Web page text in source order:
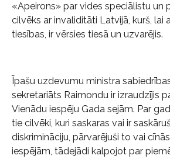
«Apeirons» par vides speciālistu un
cilvēks ar invaliditāti Latvijā, kurš, lai
tiesības, ir vērsies tiesā un uzvarējis.
Īpašu uzdevumu ministra
sekretariāts Raimondu ir izraudzījis
Vienādu iespēju Gada sejām. Par
tie cilvēki, kuri saskaras vai ir
diskrimināciju, pārvarējuši to vai
iespējām, tādejādi kalpojot par